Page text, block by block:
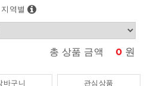
지역별
총 상품 금액 0 원
바구니 관심상품